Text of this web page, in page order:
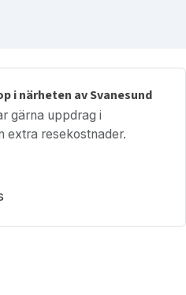
i närheten av Svanesund
gärna uppdrag i
extra resekostnader.